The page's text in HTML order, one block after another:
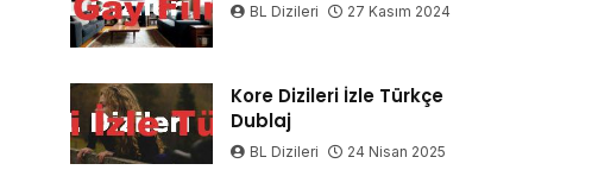
BL Dizileri 27 Kasım 2024
Kore Dizileri İzle Türkçe
Dublaj
BL Dizileri 24 Nisan 2025